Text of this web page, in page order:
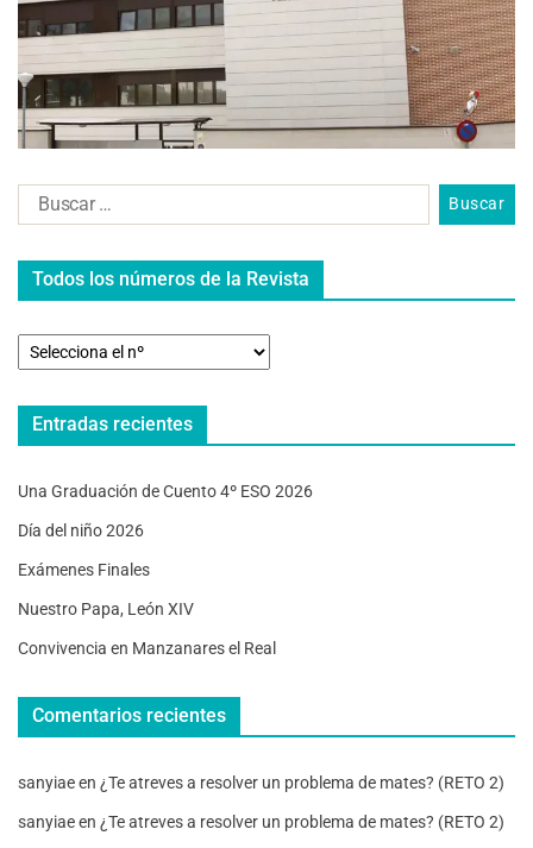
Todos los números de la Revista
Entradas recientes
Una Graduación de Cuento 4º ESO 2026
Día del niño 2026
Exámenes Finales
Nuestro Papa, León XIV
Convivencia en Manzanares el Real
Comentarios recientes
sanyiaeen ¿Te atreves a resolver un problema de mates? (RETO 2)
sanyiaeen ¿Te atreves a resolver un problema de mates? (RETO 2)